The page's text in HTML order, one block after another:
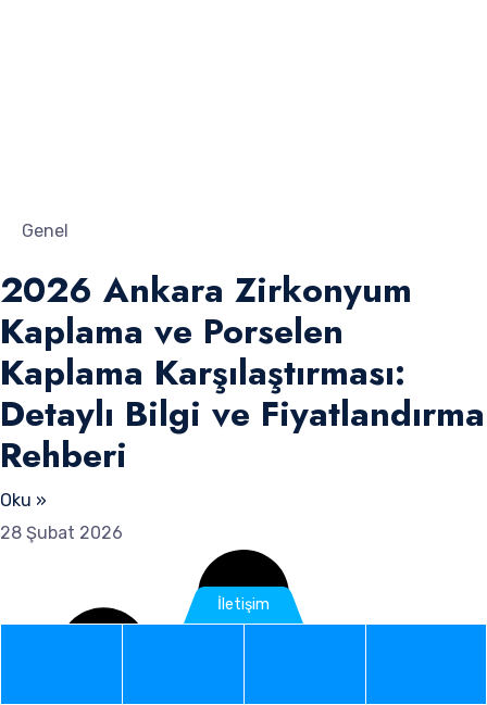
Genel
2026 Ankara Zirkonyum
Kaplama ve Porselen
Kaplama Karşılaştırması:
Detaylı Bilgi ve Fiyatlandırma
Rehberi
Oku »
28 Şubat 2026
İletişim